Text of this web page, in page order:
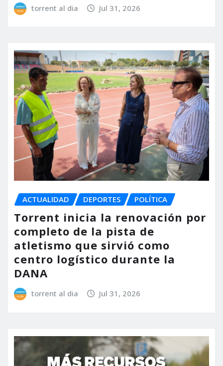
torrent al dia Jul 31, 2026
ACTUALIDAD DEPORTES POLÍTICA
Torrent inicia la renovación por
completo de la pista de
atletismo que sirvió como
centro logístico durante la
DANA
torrent al dia Jul 31, 2026